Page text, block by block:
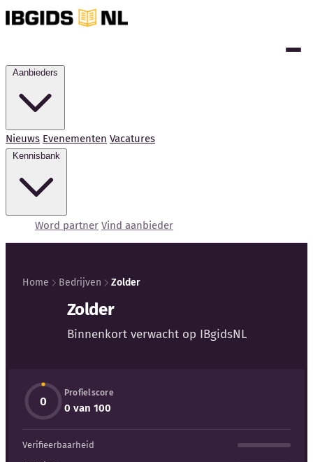
Nieuws Evenementen Vacatures
Word partner Vind aanbieder
Externe bronnen
Woordenboek
Auteurs
Home Bedrijven Zolder
Zolder
Binnenkort verwacht op IBgidsNL
0
Profielscore
0 van 100
Verifieerbaarheid